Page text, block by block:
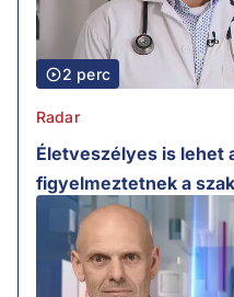
2 perc
Radar
Életveszélyes is lehet
figyelmeztetnek a